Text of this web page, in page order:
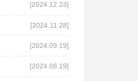
[2024.12.23]
[2024.11.28]
[2024.09.19]
[2024.08.19]